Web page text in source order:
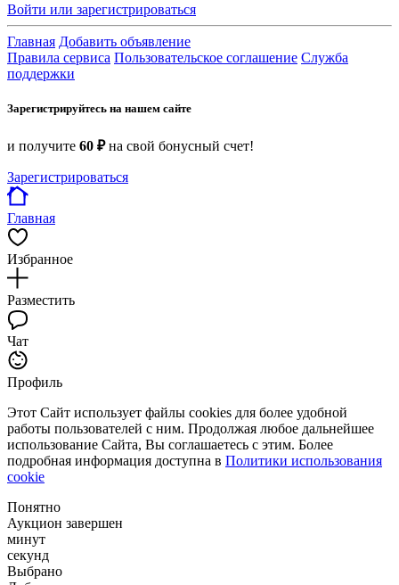
Войти или зарегистрироваться
Главная Добавить объявление
Правила сервиса Пользовательское соглашение Служба
поддержки
Зарегистрируйтесь на нашем сайте
и получите 60 ₽на свой бонусный счет!
Зарегистрироваться
Главная
Избранное
Разместить
Чат
Профиль
Этот Сайт использует файлы cookies для более удобной
работы пользователей с ним. Продолжая любое дальнейшее
использование Сайта, Вы соглашаетесь с этим. Более
подробная информация доступна в Политики использования
cookie
Понятно
Аукцион завершен
минут
секунд
Выбрано